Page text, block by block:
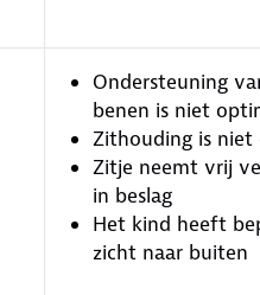
Ondersteuning
benen is niet
Zithouding is niet
Zitje neemt vrij
in beslag
Het kind heeft
zicht naar buiten